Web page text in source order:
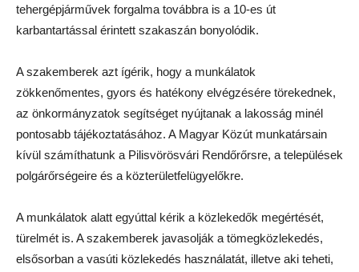
tehergépjárművek forgalma továbbra is a 10-es út
karbantartással érintett szakaszán bonyolódik.
A szakemberek azt ígérik, hogy a munkálatok
zökkenőmentes, gyors és hatékony elvégzésére törekednek,
az önkormányzatok segítséget nyújtanak a lakosság minél
pontosabb tájékoztatásához. A Magyar Közút munkatársain
kívül számíthatunk a Pilisvörösvári Rendőrőrsre, a települések
polgárőrségeire és a közterületfelügyelőkre.
A munkálatok alatt egyúttal kérik a közlekedők megértését,
türelmét is. A szakemberek javasolják a tömegközlekedés,
elsősorban a vasúti közlekedés használatát, illetve aki teheti,